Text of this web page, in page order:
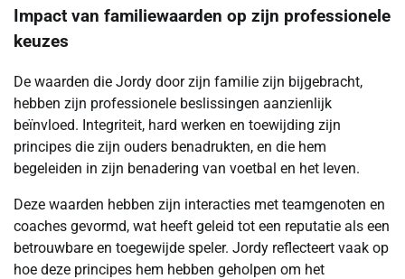
Impact van familiewaarden op zijn professionele
keuzes
De waarden die Jordy door zijn familie zijn bijgebracht,
hebben zijn professionele beslissingen aanzienlijk
beïnvloed. Integriteit, hard werken en toewijding zijn
principes die zijn ouders benadrukten, en die hem
begeleiden in zijn benadering van voetbal en het leven.
Deze waarden hebben zijn interacties met teamgenoten en
coaches gevormd, wat heeft geleid tot een reputatie als een
betrouwbare en toegewijde speler. Jordy reflecteert vaak op
hoe deze principes hem hebben geholpen om het